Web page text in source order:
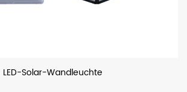
LED-Solar-Wandleuchte